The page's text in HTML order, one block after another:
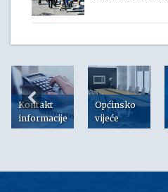
Kontakt
informacije
Općinsko
vijeće